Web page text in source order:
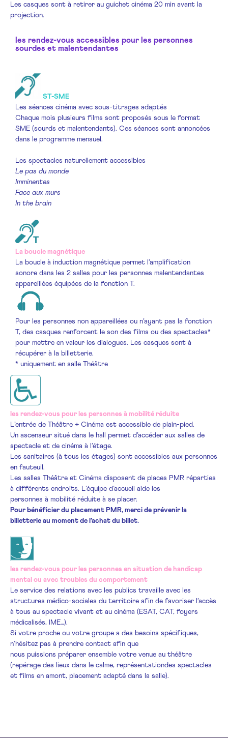
Les casques sont à retirer au guichet cinéma 20 min avant la
projection.
les rendez-vous accessibles pour les personnes
sourdes et malentendantes
ST-SME
Les séances cinéma avec sous-titrages adaptés
Chaque mois plusieurs films sont proposés sous le format
SME (sourds et malentendants). Ces séances sont annoncées
dans le programme mensuel.
Les spectacles naturellement accessibles
Le pas du monde
Imminentes
Face aux murs
In the brain
La boucle magnétique
La boucle à induction magnétique permet l’amplification
sonore dans les 2 salles pour les personnes malentendantes
appareillées équipées de la fonction T.
Pour les personnes non appareillées ou n’ayant pas la fonction
T, des casques renforcent le son des films ou des spectacles*
pour mettre en valeur les dialogues. Les casques sont à
récupérer à la billetterie.
* uniquement en salle Théâtre
les rendez-vous pour les personnes à mobilité réduite
L’entrée de Théâtre + Cinéma est accessible de plain-pied.
Un ascenseur situé dans le hall permet d’accéder aux salles de
spectacle et de cinéma à l’étage.
Les sanitaires (à tous les étages) sont accessibles aux personnes
en fauteuil.
Les salles Théâtre et Cinéma disposent de places PMR réparties
à différents endroits. L’équipe d’accueil aide les
personnes à mobilité réduite à se placer.
Pour bénéficier du placement PMR, merci de prévenir la
billetterie au moment de l’achat du billet.
les rendez-vous pour les personnes en situation de handicap
mental ou avec troubles du comportement
Le service des relations avec les publics travaille avec les
structures médico-sociales du territoire afin de favoriser l’accès
à tous au spectacle vivant et au cinéma (ESAT, CAT, foyers
médicalisés, IME…).
Si votre proche ou votre groupe a des besoins spécifiques,
n’hésitez pas à prendre contact afin que
nous puissions préparer ensemble votre venue au théâtre
(repérage des lieux dans le calme, représentationdes spectacles
et films en amont, placement adapté dans la salle).